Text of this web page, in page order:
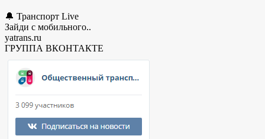
🔔 Транспорт Live
Зайди с мобильного..
yatrans.ru
ГРУППА ВКОНТАКТЕ